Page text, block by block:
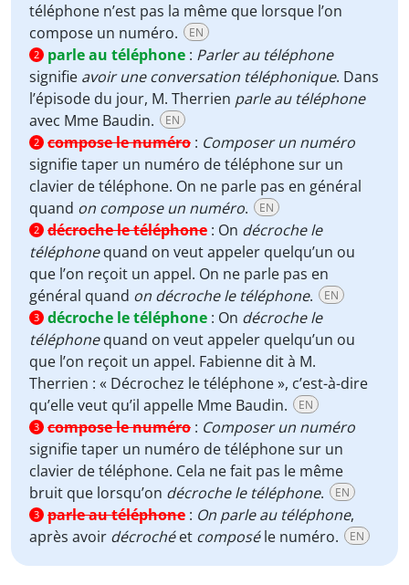
téléphone n’est pas la même que lorsque l’on
compose un numéro.
EN
2 parle au téléphone : Parler au téléphone
signifie avoir une conversation téléphonique. Dans
l’épisode du jour, M. Therrien parle au téléphone
avec Mme Baudin.
EN
2 compose le numéro : Composer un numéro
signifie taper un numéro de téléphone sur un
clavier de téléphone. On ne parle pas en général
quand on compose un numéro. EN
2 décroche le téléphone : On décroche le
téléphonequand on veut appeler quelqu’un ou
que l’on reçoit un appel. On ne parle pas en
général quand on décroche le téléphone. EN
3 décroche le téléphone : On décroche le
téléphonequand on veut appeler quelqu’un ou
que l’on reçoit un appel. Fabienne dit à M.
Therrien : « Décrochez le téléphone », c’est-à-dire
qu’elle veut qu’il appelle Mme Baudin.
EN
3 compose le numéro : Composer un numéro
signifie taper un numéro de téléphone sur un
clavier de téléphone. Cela ne fait pas le même
bruit que lorsqu’on décroche le téléphone. EN
3 parle au téléphone : On parle au téléphone,
après avoir décrochéet composéle numéro. EN